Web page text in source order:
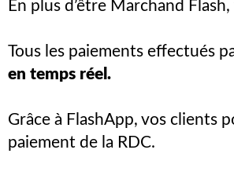
En plus d’être Marchand Flash,
Tous les paiements effectués
en temps réel.
Grâce à FlashApp, vos clients
paiement de la RDC.